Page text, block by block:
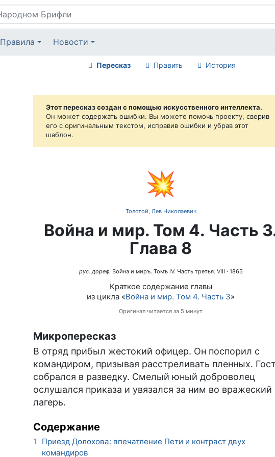
Правила Новости
Пересказ Править История
Этот пересказ создан с помощью искусственного интеллекта.
Он может содержать ошибки. Вы можете помочь проекту, сверив
его с оригинальным текстом, исправив ошибки и убрав этот
шаблон.
💥
Толстой, Лев Николаевич
Война и мир. Том 4. Часть
Глава 8
рус. дореф. Война и миръ. Томъ IV. Часть третья. VIII · 1865
Краткое содержание главы
из цикла «Война и мир. Том 4. Часть 3»
Оригинал читается за 5 минут
Микропересказ
В отряд прибыл жестокий офицер. Он поспорил с
командиром, призывая расстреливать пленных.
собрался в разведку. Смелый юный доброволец
ослушался приказа и увязался за ним во вражеский
лагерь.
Содержание
1 Приезд Долохова: впечатление Пети и контраст двух
командиров